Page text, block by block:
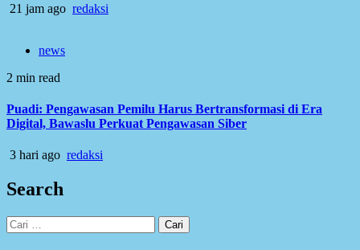
21 jam ago redaksi
news
2 min read
Puadi: Pengawasan Pemilu Harus Bertransformasi di Era
Digital, Bawaslu Perkuat Pengawasan Siber
3 hari ago redaksi
Search
Cari
untuk: